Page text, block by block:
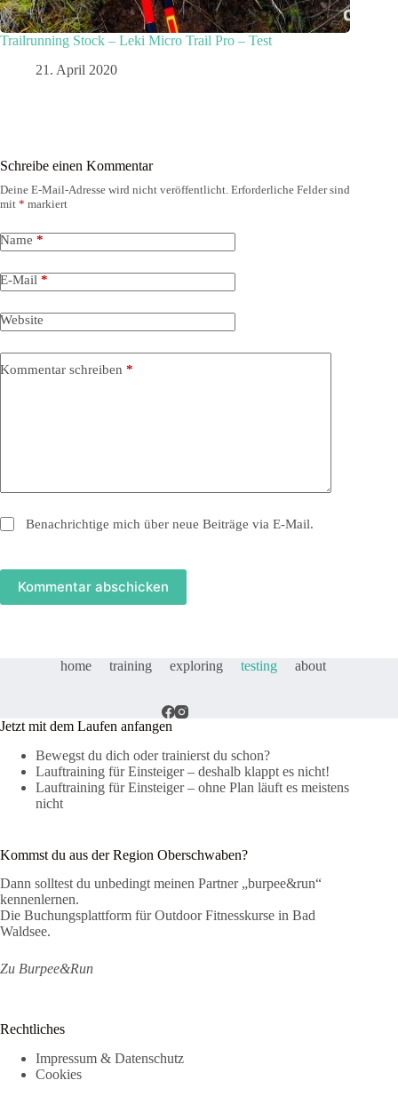
Trailrunning Stock – Leki Micro Trail Pro – Test
21. April 2020
Schreibe einen Kommentar
Deine E-Mail-Adresse wird nicht veröffentlicht. Erforderliche Felder sind
mit * markiert
Name *
E-Mail *
Website
Kommentar schreiben *
Benachrichtige mich über neue Beiträge via E-Mail.
Kommentar abschicken
home training exploring testing about
Jetzt mit dem Laufen anfangen
Bewegst du dich oder trainierst du schon?
Lauftraining für Einsteiger – deshalb klappt es nicht!
Lauftraining für Einsteiger – ohne Plan läuft es meistens
nicht
Kommst du aus der Region Oberschwaben?
Dann solltest du unbedingt meinen Partner „burpee&run“
kennenlernen.
Die Buchungsplattform für Outdoor Fitnesskurse in Bad
Waldsee.
Zu Burpee&Run
Rechtliches
Impressum & Datenschutz
Cookies